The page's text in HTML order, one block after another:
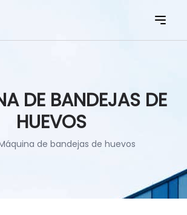
DE BANDEJAS DE
HUEVOS
de bandejas de huevos